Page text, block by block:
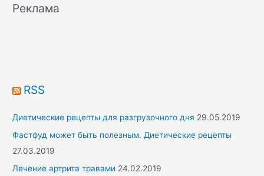
r
:
Реклама
RSS
Диетические рецепты для разгрузочного дня 29.05.2019
Фастфуд может быть полезным. Диетические рецепты
27.03.2019
Лечение артрита травами 24.02.2019